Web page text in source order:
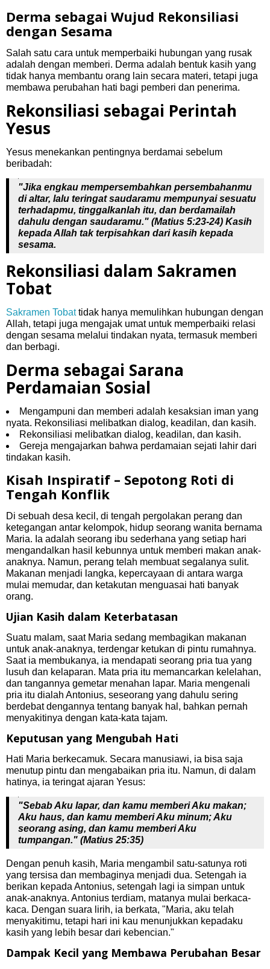
Derma sebagai Wujud Rekonsiliasi
dengan Sesama
Salah satu cara untuk memperbaiki hubungan yang rusak
adalah dengan memberi. Derma adalah bentuk kasih yang
tidak hanya membantu orang lain secara materi, tetapi juga
membawa perubahan hati bagi pemberi dan penerima.
Rekonsiliasi sebagai Perintah
Yesus
Yesus menekankan pentingnya berdamai sebelum
beribadah:
"Jika engkau mempersembahkan persembahanmu
di altar, lalu teringat saudaramu mempunyai sesuatu
terhadapmu, tinggalkanlah itu, dan berdamailah
dahulu dengan saudaramu." (Matius 5:23-24) Kasih
kepada Allah tak terpisahkan dari kasih kepada
sesama.
Rekonsiliasi dalam Sakramen
Tobat
Sakramen Tobattidak hanya memulihkan hubungan dengan
Allah, tetapi juga mengajak umat untuk memperbaiki relasi
dengan sesama melalui tindakan nyata, termasuk memberi
dan berbagi.
Derma sebagai Sarana
Perdamaian Sosial
Mengampuni dan memberi adalah kesaksian iman yang
nyata. Rekonsiliasi melibatkan dialog, keadilan, dan kasih.
Rekonsiliasi melibatkan dialog, keadilan, dan kasih.
Gereja mengajarkan bahwa perdamaian sejati lahir dari
tindakan kasih.
Kisah Inspiratif – Sepotong Roti di
Tengah Konflik
Di sebuah desa kecil, di tengah pergolakan perang dan
ketegangan antar kelompok, hidup seorang wanita bernama
Maria. Ia adalah seorang ibu sederhana yang setiap hari
mengandalkan hasil kebunnya untuk memberi makan anak-
anaknya. Namun, perang telah membuat segalanya sulit.
Makanan menjadi langka, kepercayaan di antara warga
mulai memudar, dan ketakutan menguasai hati banyak
orang.
Ujian Kasih dalam Keterbatasan
Suatu malam, saat Maria sedang membagikan makanan
untuk anak-anaknya, terdengar ketukan di pintu rumahnya.
Saat ia membukanya, ia mendapati seorang pria tua yang
lusuh dan kelaparan. Mata pria itu memancarkan kelelahan,
dan tangannya gemetar menahan lapar. Maria mengenali
pria itu dialah Antonius, seseorang yang dahulu sering
berdebat dengannya tentang banyak hal, bahkan pernah
menyakitinya dengan kata-kata tajam.
Keputusan yang Mengubah Hati
Hati Maria berkecamuk. Secara manusiawi, ia bisa saja
menutup pintu dan mengabaikan pria itu. Namun, di dalam
hatinya, ia teringat ajaran Yesus:
"Sebab Aku lapar, dan kamu memberi Aku makan;
Aku haus, dan kamu memberi Aku minum; Aku
seorang asing, dan kamu memberi Aku
tumpangan." (Matius 25:35)
Dengan penuh kasih, Maria mengambil satu-satunya roti
yang tersisa dan membaginya menjadi dua. Setengah ia
berikan kepada Antonius, setengah lagi ia simpan untuk
anak-anaknya. Antonius terdiam, matanya mulai berkaca-
kaca. Dengan suara lirih, ia berkata, "Maria, aku telah
menyakitimu, tetapi hari ini kau menunjukkan kepadaku
kasih yang lebih besar dari kebencian."
Dampak Kecil yang Membawa Perubahan Besar